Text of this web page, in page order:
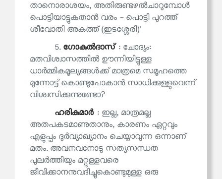
താനൊരാശയം, അതിരുണ്ടഴല്‍ചാറുമ്പോൾ
പൊട്ടിയാട്ടുകതാൻ വരം - പൊട്ടി പുറത്ത്
ശീവോതി അകത്ത് (ഇടശ്ശേരി)'
5. ഗോകുല്‍ദാസ് : ചോദ്യം:
മതവിശ്വാസത്തില്‍ ഊന്നിയിട്ടുള്ള
ധാര്‍മ്മികമൂല്യങ്ങള്‍ക്ക് മാത്രമെ സമൂഹത്തെ
മുന്നോട്ട് കൊണ്ടുപോകാന്‍ സാധിക്കുള്ളുവെന്ന്
വിശ്വസിക്കുന്നുണ്ടോ?
ഹരികുമാര്‍ : ഇല്ല, മാത്രമല്ല
അതപകടമാണുതാനും, കാരണം ഏറ്റവും
എളുപ്പം ദുര്‍വ്യാഖ്യാനം ചെയ്യാവുന്ന ഒന്നാണ്
മതം. അവനവനോടു സത്യസന്ധത
പുലര്‍ത്തിയും മറ്റുള്ളവരെ
ജീവിക്കാനനുവദിച്ചുകൊണ്ടുമുള്ള ഒരു